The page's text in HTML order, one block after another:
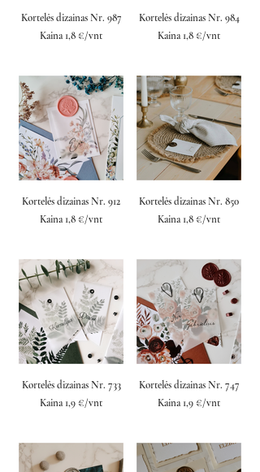
Kortelės dizainas Nr. 987
Kaina 1,8 €/vnt
Kortelės dizainas Nr. 984
Kaina 1,8 €/vnt
Kortelės dizainas Nr. 912
Kaina 1,8 €/vnt
Kortelės dizainas Nr. 850
Kaina 1,8 €/vnt
Kortelės dizainas Nr. 733
Kaina 1,9 €/vnt
Kortelės dizainas Nr. 747
Kaina 1,9 €/vnt